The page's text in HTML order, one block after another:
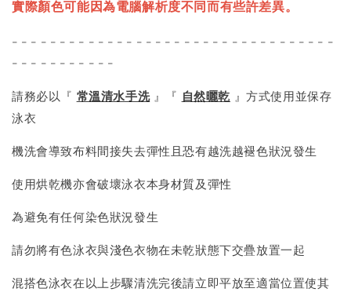
實際顏色可能因為電腦解析度不同而有些許差異。
- - - - - - - - - - - - - - - - - - - - - - - - - - - - - - - - - -
- - - - - - - - - - -
請務必以『 常溫清水手洗』『 自然曬乾 』方式使用並保存
泳衣
機洗會導致布料間接失去彈性且恐有越洗越褪色狀況發生
使用烘乾機亦會破壞泳衣本身材質及彈性
為避免有任何染色狀況發生
請勿將有色泳衣與淺色衣物在未乾狀態下交疊放置一起
混搭色泳衣在以上步驟清洗完後請立即平放至適當位置使其